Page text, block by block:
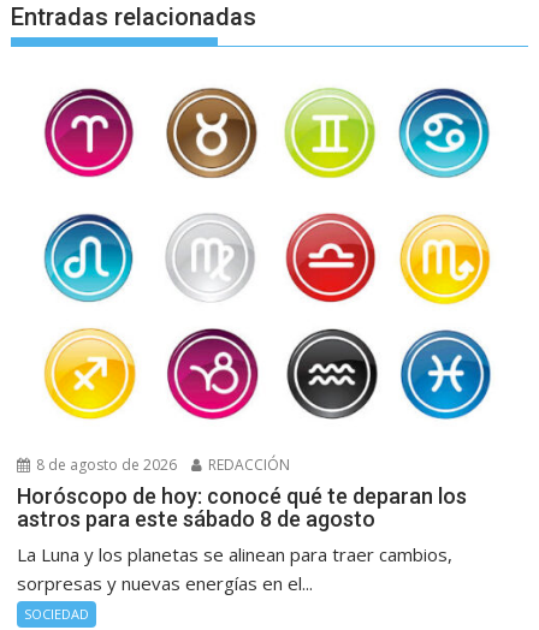
Entradas relacionadas
8 de agosto de 2026 REDACCIÓN
Horóscopo de hoy: conocé qué te deparan los
astros para este sábado 8 de agosto
La Luna y los planetas se alinean para traer cambios,
sorpresas y nuevas energías en el...
SOCIEDAD